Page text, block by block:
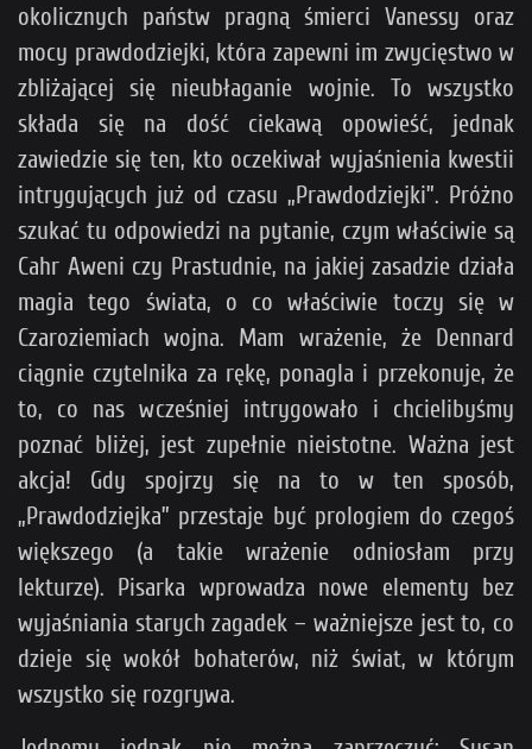
okolicznych państw pragną śmierci Vanessy oraz
mocy prawdodziejki, która zapewni im zwycięstwo w
zbliżającej się nieubłaganie wojnie. To wszystko
składa się na dość ciekawą opowieść, jednak
zawiedzie się ten, kto oczekiwał wyjaśnienia kwestii
intrygujących już od czasu „Prawdodziejki”. Próżno
szukać tu odpowiedzi na pytanie, czym właściwie są
Cahr Aweni czy Prastudnie, na jakiej zasadzie działa
magia tego świata, o co właściwie toczy się w
Czaroziemiach wojna. Mam wrażenie, że Dennard
ciągnie czytelnika za rękę, ponagla i przekonuje, że
to, co nas wcześniej intrygowało i chcielibyśmy
poznać bliżej, jest zupełnie nieistotne. Ważna jest
akcja! Gdy spojrzy się na to w ten sposób,
„Prawdodziejka” przestaje być prologiem do czegoś
większego (a takie wrażenie odniosłam przy
lekturze). Pisarka wprowadza nowe elementy bez
wyjaśniania starych zagadek – ważniejsze jest to, co
dzieje się wokół bohaterów, niż świat, w którym
wszystko się rozgrywa.